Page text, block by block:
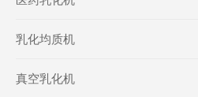
乳化均质机
真空乳化机